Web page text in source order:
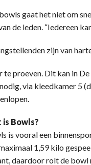
gaat het niet om
de leden. “Iedereen
zijn van
te proeven. Dit kan in
via kleedkamer 5
is Bowls?
is vooral een
1,59 kilo
daardoor rolt de bowl